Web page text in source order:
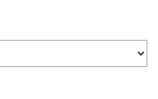
à toutes les
après le parcours